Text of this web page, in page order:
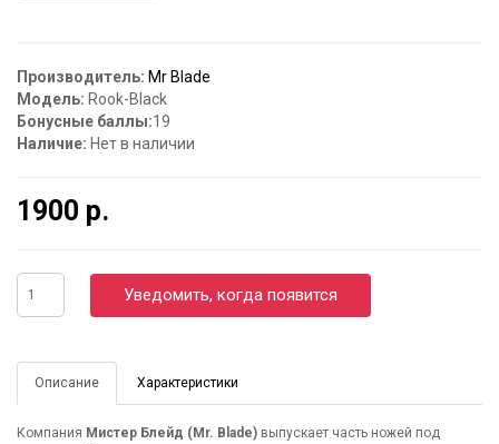
Производитель: Mr Blade
Модель: Rook-Black
Бонусные баллы:19
Наличие: Нет в наличии
1900 р.
Уведомить, когда появится
Описание Характеристики
Компания Мистер Блейд (Mr. Blade) выпускает часть ножей под